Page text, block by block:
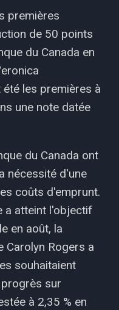
premières
de 50 points
du Canada en
été les premières à
une note datée
du Canada ont
nécessité d'une
coûts d'emprunt.
a atteint l'objectif
en août, la
Carolyn Rogers a
souhaitaient
sur
à 2,35 % en